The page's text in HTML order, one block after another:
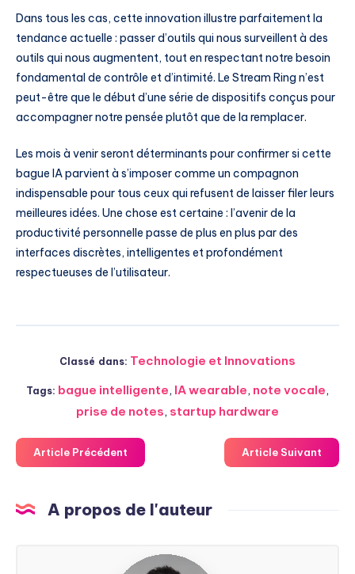
Dans tous les cas, cette innovation illustre parfaitement la
tendance actuelle : passer d’outils qui nous surveillent à des
outils qui nous augmentent, tout en respectant notre besoin
fondamental de contrôle et d’intimité. Le Stream Ring n’est
peut-être que le début d’une série de dispositifs conçus pour
accompagner notre pensée plutôt que de la remplacer.
Les mois à venir seront déterminants pour confirmer si cette
bague IA parvient à s’imposer comme un compagnon
indispensable pour tous ceux qui refusent de laisser filer leurs
meilleures idées. Une chose est certaine : l’avenir de la
productivité personnelle passe de plus en plus par des
interfaces discrètes, intelligentes et profondément
respectueuses de l’utilisateur.
Classé dans: Technologie et Innovations
Tags: bague intelligente, IA wearable, note vocale,
prise de notes, startup hardware
Article Précédent Article Suivant
A propos de l'auteur
Steven